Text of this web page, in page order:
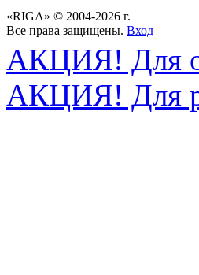
«RIGA» © 2004-2026 г.
Все права защищены. Вход
АКЦИЯ! Для
АКЦИЯ! Для